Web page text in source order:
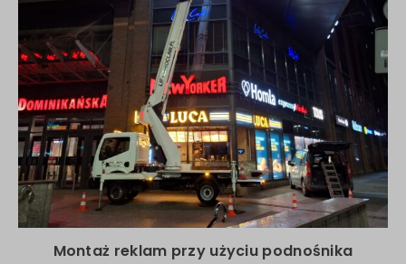
Montaż reklam przy użyciu podnośnika